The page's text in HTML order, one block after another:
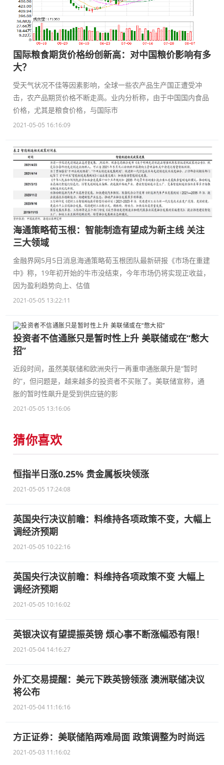
国际粮食期货价格纷创新高：对中国粮价影响有多
大？
受天气状况不佳等因素影响，全球一些农产品生产国正遭受冲
击，农产品期货价格不断走高。业内分析称，由于中国国内食品
价格，尤其是粮食价格，与国际市
2021-05-05 16:16:09
海通策略荀玉根：智能制造有望成为新主线 关注
三大领域
金融界网5月5日消息海通策略荀玉根团队最新研报《市场在重建
中》称，19年初开始的牛市没结束，今年市场仍将实现正收益，
因为盈利趋势向上、估值
2021-05-05 13:22:11
投资者不信通胀只是暂时性上升 美联储或在“憋大
招”
近段时间，虽然美联储和欧洲央行一再重申通胀飙升是“暂时
的”，但问题是，越来越多的投资者不买账了。美联储宣称，通
胀的暂时性飙升是受到供应链的影
2021-05-05 13:16:06
猜你喜欢
恒指半日涨0.25% 贵金属板块领涨
2021-05-05 17:24:08
英国央行决议前瞻：料维持各项政策不变，大幅上
调经济预期
2021-05-05 10:22:16
英国央行决议前瞻：料维持各项政策不变 大幅上
调经济预期
2021-05-05 10:16:02
英银决议有望提振英镑 烦心事不断涨幅恐有限！
2021-05-04 14:16:27
外汇交易提醒：美元下跌英镑领涨 澳洲联储决议
将公布
2021-05-04 11:16:16
方正证券：美联储陷两难局面 政策调整为时尚远
2021-05-03 11:16:02